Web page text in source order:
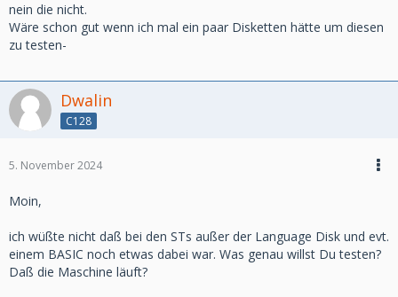
nein die nicht.
Wäre schon gut wenn ich mal ein paar Disketten hätte um diesen
zu testen-
Dwalin
C128
5. November 2024
Moin,
ich wüßte nicht daß bei den STs außer der Language Disk und evt.
einem BASIC noch etwas dabei war. Was genau willst Du testen?
Daß die Maschine läuft?